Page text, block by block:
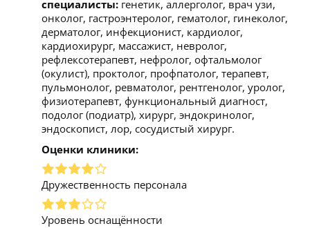
специалисты: генетик, аллерголог, врач узи,
онколог, гастроэнтеролог, гематолог, гинеколог,
дерматолог, инфекционист, кардиолог,
кардиохирург, массажист, невролог,
рефлексотерапевт, нефролог, офтальмолог
(окулист), проктолог, профпатолог, терапевт,
пульмонолог, ревматолог, рентгенолог, уролог,
физиотерапевт, функциональный диагност,
подолог (подиатр), хирург, эндокринолог,
эндоскопист, лор, сосудистый хирург.
Оценки клиники:
Дружественность персонала
Уровень оснащённости